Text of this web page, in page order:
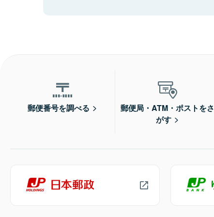
郵便番号を調べる
郵便局・ATM・ポストをさ
がす